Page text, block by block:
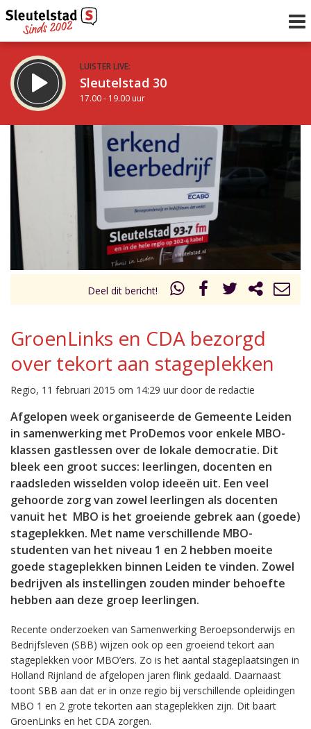
LUISTER LIVE:
Sleutelstad 30
17.00 - 19.00 uur
STRAKS:
De avond van Sleutelstad
19.00 - 0.00 uur
Vorig uur
uur 1 van 0 Volgend uur
Deel dit bericht!
GroenLinks en CDA bezorgd
over tekort aan stageplekken
Regio, 11 februari 2015 om 14:29 uur door de redactie
Afgelopen week organiseerde de Gemeente Leiden
in samenwerking met ProDemos voor enkele MBO-
klassen gastlessen over de lokale democratie. Dit
bleek een groot succes: leerlingen, docenten en
raadsleden wisselden volop ideeën uit. Een veel
gehoorde zorg van zowel leerlingen als docenten
vanuit het MBO is het groeiende gebrek aan (goede)
stageplekken. Met name verschillende MBO-
studenten van het niveau 1 en 2 hebben moeite
goede stageplekken binnen Leiden te vinden. Zowel
bedrijven als instellingen zouden minder behoefte
hebben aan deze groep leerlingen.
Recente onderzoeken van Samenwerking Beroepsonderwijs en
Bedrijfsleven (SBB) wijzen ook op een groeiend tekort aan
stageplekken voor MBO’ers. Zo is het aantal stageplaatsingen in
Holland Rijnland de afgelopen jaren flink gedaald. Daarnaast
toont SBB aan dat er in onze regio bij verschillende opleidingen
MBO 1 en 2 grote tekorten aan stageplekken zijn. Dit baart
GroenLinks en het CDA zorgen.